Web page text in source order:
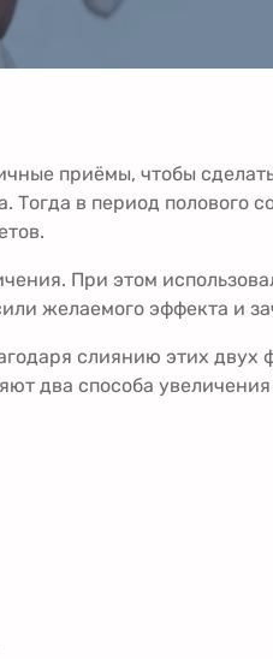
приёмы, чтобы
в период полового
При этом
желаемого эффекта и
слиянию этих двух
два способа